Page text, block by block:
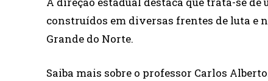
construídos em diversas frentes de luta e
Grande do Norte.
Saiba mais sobre o professor Carlos